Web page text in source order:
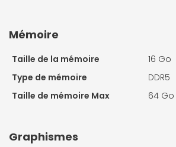
Mémoire
Taille de la mémoire
16 Go
Type de mémoire
DDR5
Taille de mémoire Max
64 Go
Graphismes